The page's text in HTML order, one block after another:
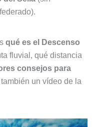
qué es el Descenso
fluvial, qué distancia
consejos para
un vídeo de la